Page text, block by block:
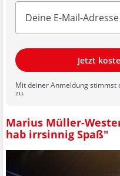
Jetzt
Mit deiner Anmeldung stimmst
zu.
Marius Müller-
hab irrsinnig Spaß"